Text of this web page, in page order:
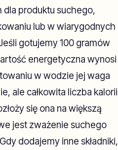
produktu suchego,
lub w wiarygodnych
gotujemy 100 gramów
energetyczna wynosi
w wodzie jej waga
ale całkowita liczba kalorii
się ona na większą
jest zważenie suchego
dodajemy inne składniki,